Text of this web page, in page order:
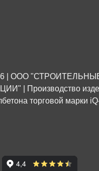
| ООО
| Производство
торговой марки